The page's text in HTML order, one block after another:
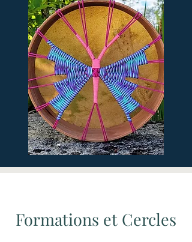
Formations et Cercles